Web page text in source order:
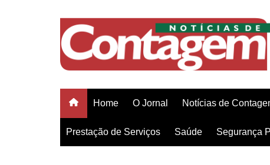
Home O Jornal Notícias de
Prestação de Serviços Saúde Segurança